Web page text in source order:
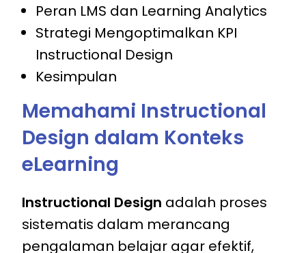
Peran LMS dan Learning Analytics
Strategi Mengoptimalkan KPI
Instructional Design
Kesimpulan
Memahami Instructional
Design dalam Konteks
eLearning
Instructional Design adalah proses
sistematis dalam merancang
pengalaman belajar agar efektif,